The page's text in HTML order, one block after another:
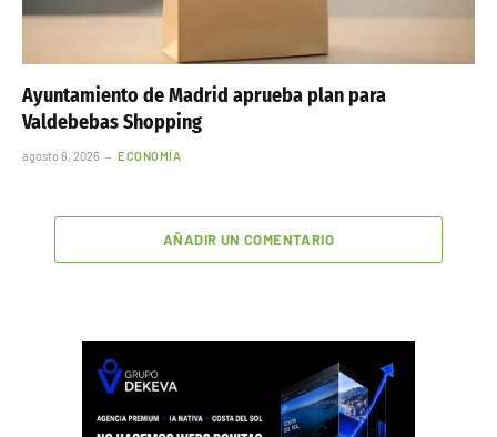
Ayuntamiento de Madrid aprueba plan para
Valdebebas Shopping
agosto 6, 2026 ECONOMÍA
AÑADIR UN COMENTARIO